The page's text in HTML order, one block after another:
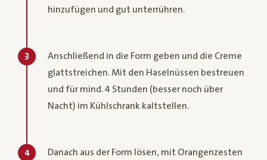
hinzufügen und gut unterrühren.
3
Anschließend in die Form geben und die Creme
glattstreichen. Mit den Haselnüssen bestreuen
und für mind. 4 Stunden (besser noch über
Nacht) im Kühlschrank kaltstellen.
4
Danach aus der Form lösen, mit Orangenzesten